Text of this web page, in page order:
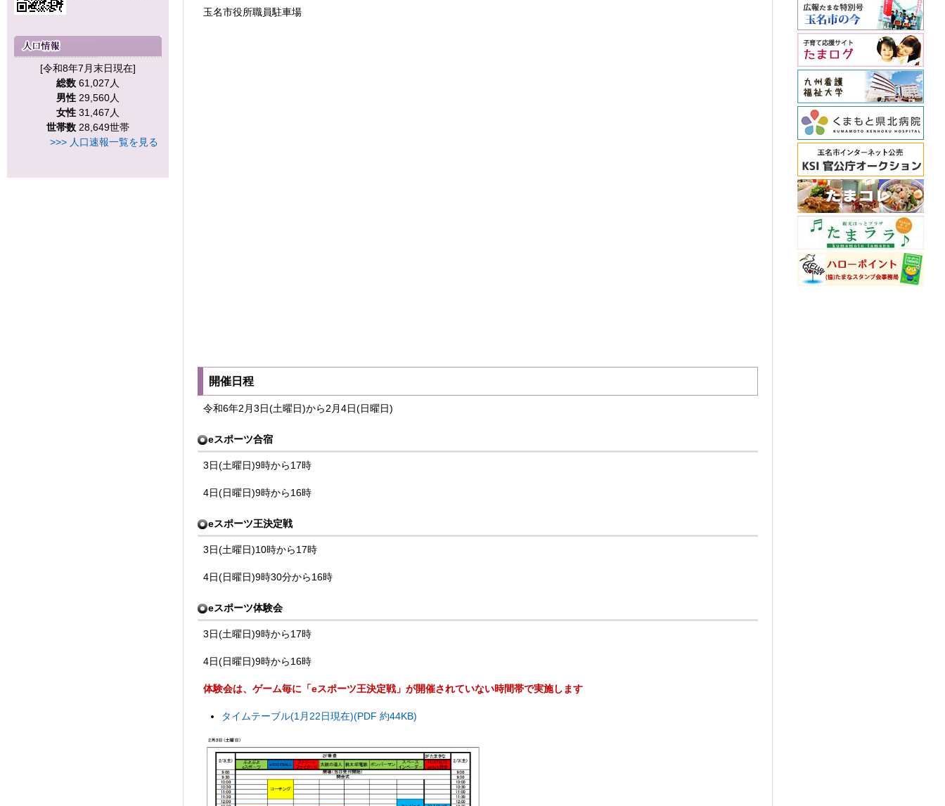
[令和8年7月末日現在]
総数 61,027人
男性 29,560人
女性 31,467人
世帯数 28,649世帯
>>> 人口速報一覧を見る
玉名市役所職員駐車場
開催日程
令和6年2月3日(土曜日)から2月4日(日曜日)
eスポーツ合宿
3日(土曜日)9時から17時
4日(日曜日)9時から16時
eスポーツ王決定戦
3日(土曜日)10時から17時
4日(日曜日)9時30分から16時
eスポーツ体験会
3日(土曜日)9時から17時
4日(日曜日)9時から16時
体験会は、ゲーム毎に「eスポーツ王決定戦」が開催されていない時間帯で実施します
タイムテーブル(1月22日現在)(PDF 約44KB)